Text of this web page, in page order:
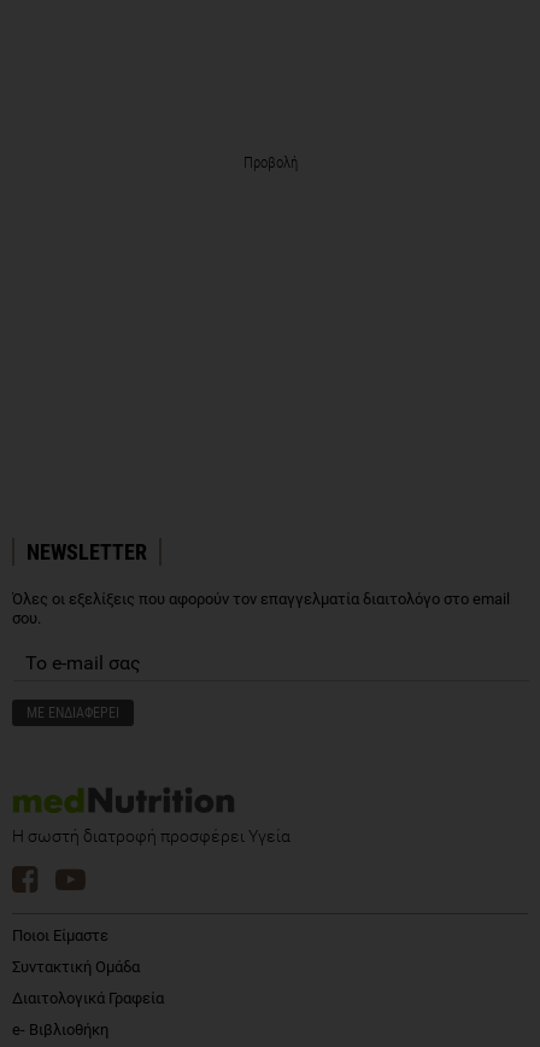
Προβολή
NEWSLETTER
Όλες οι εξελίξεις που αφορούν τον επαγγελματία διαιτολόγο στο email
σου.
Η σωστή διατροφή προσφέρει Υγεία
Ποιοι Είμαστε
Συντακτική Ομάδα
Διαιτολογικά Γραφεία
e- Βιβλιοθήκη